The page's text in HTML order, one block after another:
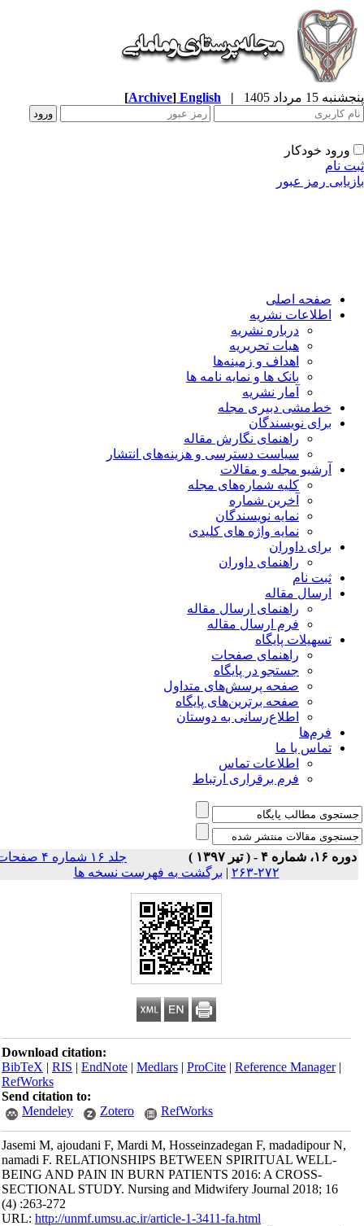
15 مرداد 1405 |
English
[Archive]
ورود خودکار
نام
رمز عبور
صفحه اصلی
اطلاعات نشریه
درباره نشریه
هیات تحریریه
اهداف و زمینه‌ها
بانک ها و نمایه نامه ها
آمار نشریه
خط‌مشی دبیری مجله
برای نویسندگان
راهنمای نگارش مقاله
سیاست دسترسی و هزینه‌های انتشار
آرشیو مجله و مقالات
کلیه شماره‌های مجله
آخرین شماره
نمایه نویسندگان
نمایه واژه های کلیدی
برای داوران
راهنمای داوران
ثبت نام
ارسال مقاله
راهنمای ارسال مقاله
فرم ارسال مقاله
تسهیلات پایگاه
راهنمای صفحات
جستجو در پایگاه
صفحه پرسش‌های متداول
صفحه برترین‌های پایگاه
اطلاع‌رسانی به دوستان
فرم‌ها
تماس با ما
اطلاعات تماس
فرم برقراری ارتباط
شماره ۴ - ( تیر ۱۳۹۷ )
جلد ۱۶ شماره ۴ صفحات
۲۷۲-۲۶۳
|برگشت به فهرست نسخه ها
Download citation:
BibTeX|RIS|EndNote|Medlars|ProCite|Reference Manager
RefWorks
Send citation to:
Mendeley
Zotero RefWorks
Jasemi M, ajoudani F, Mardi M, Hosseinzadegan F, madadipour N,
namadi F. RELATIONSHIPS BETWEEN SPIRITUAL WELL-
BEING AND PAIN IN BURN PATIENTS 2016: A CROSS-
SECTIONAL STUDY. Nursing and Midwifery Journal 2018; 16
(4) :263-272
URL:http://unmf.umsu.ac.ir/article-1-3411-fa.html